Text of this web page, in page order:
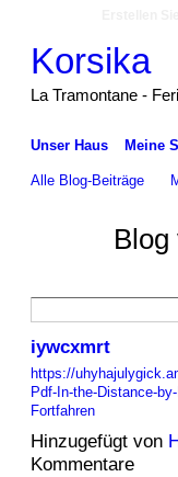
Korsika
La Tramontane -
Unser Haus Meine
Alle Blog-Beiträge
iywcxmrt
https://
Pdf-In-the-Distance-
Fortfahren
Hinzugefügt von
Kommentare